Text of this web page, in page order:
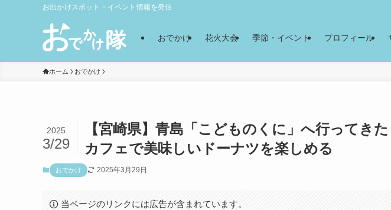
お出かけスポット・イベント情報を発信
おでかけ 花火大会 季節・イベント プロフィール
ホーム おでかけ
【宮崎県】青島「こどものくに」へ行ってき
カフェで美味しいドーナツを楽しめる
2025
3/29
おでかけ 2025年3月29日
当ページのリンクには広告が含まれています。